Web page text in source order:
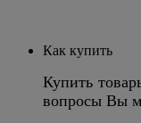
Как купить
Купить
вопросы Вы